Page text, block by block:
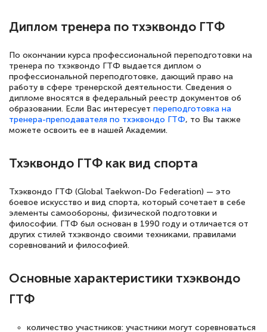
Диплом тренера по тхэквондо ГТФ
По окончании курса профессиональной переподготовки на
тренера по тхэквондо ГТФ выдается диплом о
профессиональной переподготовке, дающий право на
работу в сфере тренерской деятельности. Сведения о
дипломе вносятся в федеральный реестр документов об
образовании. Если Вас интересует переподготовка на
тренера-преподавателя по тхэквондо ГТФ, то Вы также
можете освоить ее в нашей Академии.
Тхэквондо ГТФ как вид спорта
Тхэквондо ГТФ (Global Taekwon-Do Federation) — это
боевое искусство и вид спорта, который сочетает в себе
элементы самообороны, физической подготовки и
философии. ГТФ был основан в 1990 году и отличается от
других стилей тхэквондо своими техниками, правилами
соревнований и философией.
Основные характеристики тхэквондо
ГТФ
количество участников: участники могут соревноваться